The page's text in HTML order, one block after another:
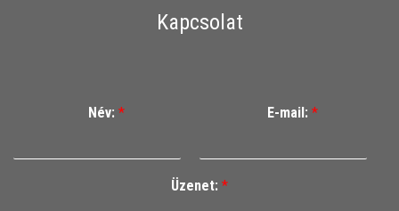
Kapcsolat
Név: * E-mail: *
Üzenet: *